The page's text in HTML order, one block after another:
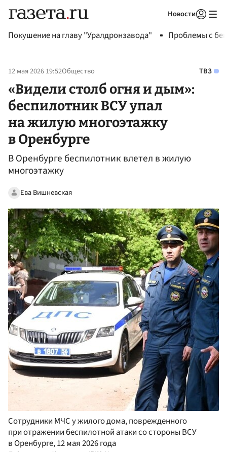
Новости
Покушение на главу "Уралдронзавода" Проблемы с
12 мая 2026 19:52Общество ТВЗ
«Видели столб огня и дым»:
беспилотник ВСУ упал
на жилую многоэтажку
в Оренбурге
В Оренбурге беспилотник влетел в жилую
многоэтажку
Ева Вишневская
Сотрудники МЧС у жилого дома, поврежденного
при отражении беспилотной атаки со стороны ВСУ
в Оренбурге, 12 мая 2026 года